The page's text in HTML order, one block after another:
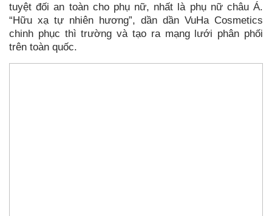
tuyệt đối an toàn cho phụ nữ, nhất là phụ nữ châu Á.
“Hữu xạ tự nhiên hương”, dần dần VuHa Cosmetics
chinh phục thì trường và tạo ra mạng lưới phân phối
trên toàn quốc.